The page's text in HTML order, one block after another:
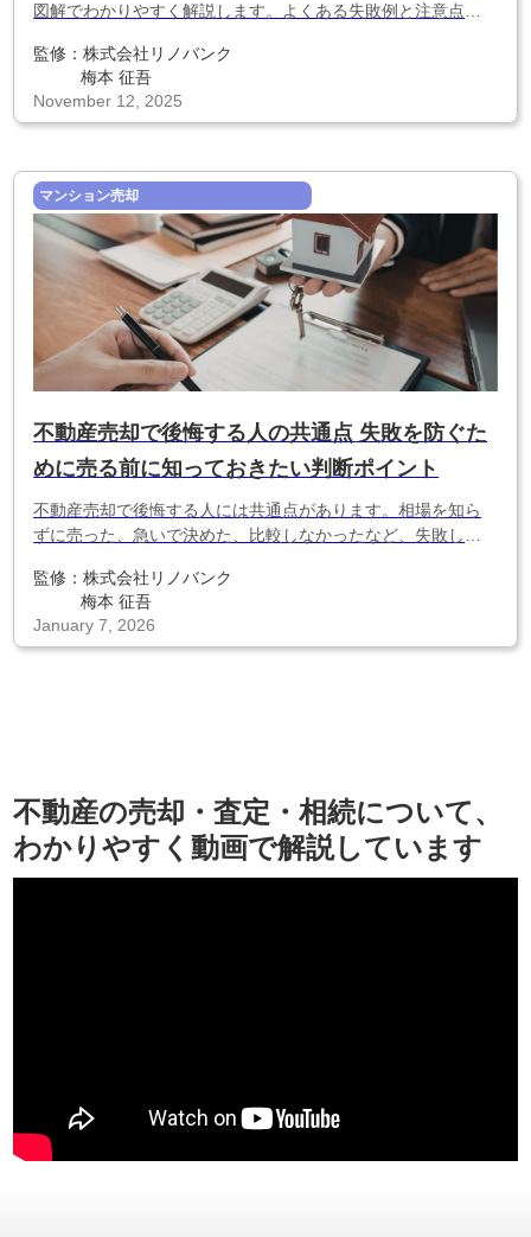
図解でわかりやすく解説します。よくある失敗例と注意点も
監修：株式会社リノバンク
梅本 征吾
November 12, 2025
マンション売却
不動産売却で後悔する人の共通点 失敗を防ぐた
めに売る前に知っておきたい判断ポイント
不動産売却で後悔する人には共通点があります。相場を知ら
ずに売った、急いで決めた、比較しなかったなど、失敗しや
の判断基準がわかります。
監修：株式会社リノバンク
梅本 征吾
January 7, 2026
不動産の売却・査定・相続について、
わかりやすく動画で解説しています